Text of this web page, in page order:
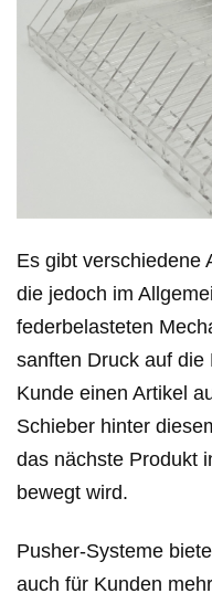
Es gibt verschiedene
die jedoch im
federbelasteten
sanften Druck auf die
Kunde einen Artikel
Schieber hinter
das nächste Produkt
bewegt wird.
Pusher-Systeme
auch für Kunden